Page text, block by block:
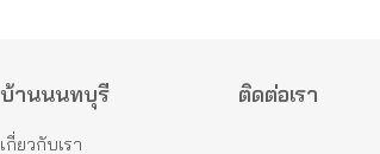
บ้านนนทบุรี
เกี่ยวกับเรา
ติดต่อเรา